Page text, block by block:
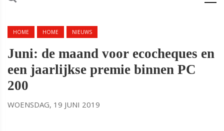
HOME HOME NIEUWS
Juni: de maand voor ecocheques en
een jaarlijkse premie binnen PC
200
WOENSDAG, 19 JUNI 2019